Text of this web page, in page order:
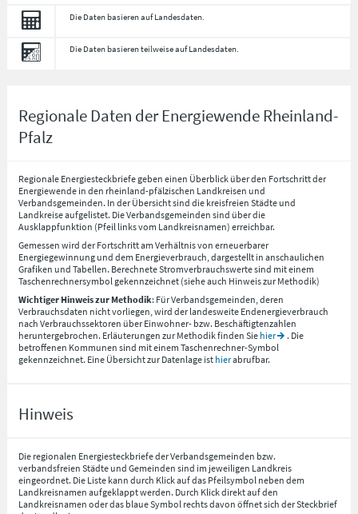
Die Daten basieren auf Landesdaten.
Die Daten basieren teilweise auf Landesdaten.
Regionale Daten der Energiewende Rheinland-
Pfalz
Regionale Energiesteckbriefe geben einen Überblick über den Fortschritt der
Energiewende in den rheinland-pfälzischen Landkreisen und
Verbandsgemeinden. In der Übersicht sind die kreisfreien Städte und
Landkreise aufgelistet. Die Verbandsgemeinden sind über die
Ausklappfunktion (Pfeil links vom Landkreisnamen) erreichbar.
Gemessen wird der Fortschritt am Verhältnis von erneuerbarer
Energiegewinnung und dem Energieverbrauch, dargestellt in anschaulichen
Grafiken und Tabellen. Berechnete Stromverbrauchswerte sind mit einem
Taschenrechnersymbol gekennzeichnet (siehe auch Hinweis zur Methodik)
Wichtiger Hinweis zur Methodik: Für Verbandsgemeinden, deren
Verbrauchsdaten nicht vorliegen, wird der landesweite Endenergieverbrauch
nach Verbrauchssektoren über Einwohner- bzw. Beschäftigtenzahlen
heruntergebrochen. Erläuterungen zur Methodik finden Sie hier
. Die
betroffenen Kommunen sind mit einem Taschenrechner-Symbol
gekennzeichnet. Eine Übersicht zur Datenlage ist hierabrufbar.
Hinweis
Die regionalen Energiesteckbriefe der Verbandsgemeinden bzw.
verbandsfreien Städte und Gemeinden sind im jeweiligen Landkreis
eingeordnet. Die Liste kann durch Klick auf das Pfeilsymbol neben dem
Landkreisnamen aufgeklappt werden. Durch Klick direkt auf den
Landkreisnamen oder das blaue Symbol rechts davon öffnet sich der Steckbrief